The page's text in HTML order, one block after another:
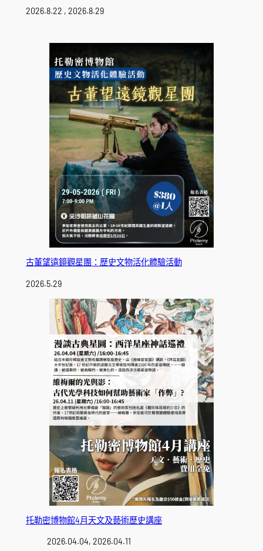
2026.8.22 , 2026.8.29
古董望遠鏡觀星團：歷史文物活化體驗活動
2026.5.29
托勒密博物館4月天文及藝術歷史講座
2026.04.04, 2026.04.11